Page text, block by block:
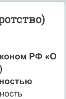
РФ «О